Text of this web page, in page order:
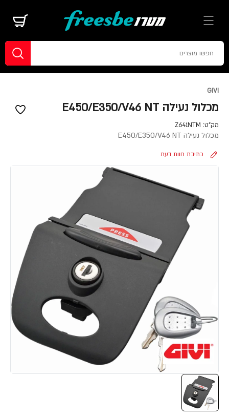
GIVI
מכלול נעילה E450/E350/V46 NT
מק"ט: Z641NTM
מכלול נעילה E450/E350/V46 NT
כתיבת חוות דעת